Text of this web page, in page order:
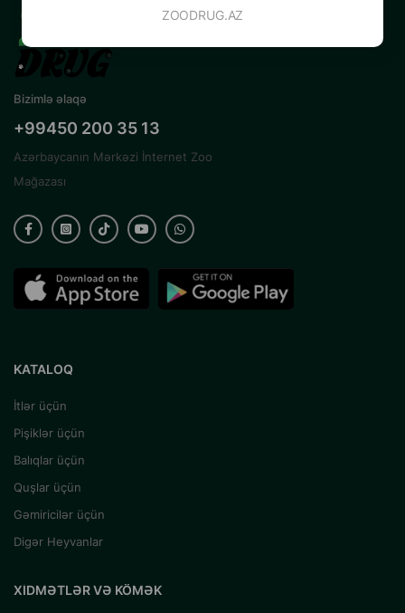
ZOODRUG.AZ
Bizimlə əlaqə
+99450 200 35 13
Azərbaycanın Mərkəzi İnternet Zoo
Mağazası
KATALOQ
İtlər üçün
Pişiklər üçün
Balıqlar üçün
Quşlar üçün
Gəmiricilər üçün
Digər Heyvanlar
XIDMƏTLƏR VƏ KÖMƏK